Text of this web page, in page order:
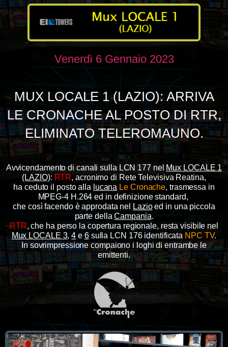
Venerdì 6 Gennaio 2023
MUX LOCALE 1 (LAZIO): ARRIVA
LE CRONACHE AL POSTO DI RTR,
ELIMINATO TELEROMAUNO.
Avvicendamento di canali sulla LCN 177 nel Mux LOCALE 1
(LAZIO): RTR, acronimo di Rete Televisiva Reatina,
ha ceduto il posto alla lucana Le Cronache, trasmessa in
MPEG-4 H.264 ed in definizione standard,
che così facendo è approdata nel Lazioed in una piccola
parte dellaCampania.
RTR, che ha perso la copertura regionale, resta visibile nel
Mux LOCALE 3,4 e 6sulla LCN 176 identificata NPC TV.
In sovrimpressione compaiono i loghi di entrambe le
emittenti.